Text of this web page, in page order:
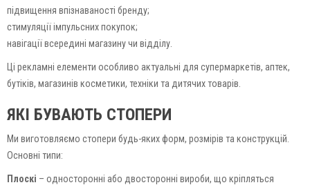
підвищення впізнаваності бренду;
стимуляції імпульсних покупок;
навігації всередині магазину чи відділу.
Ці рекламні елементи особливо актуальні для супермаркетів, аптек,
бутіків, магазинів косметики, техніки та дитячих товарів.
ЯКІ БУВАЮТЬ СТОПЕРИ
Ми виготовляємо стопери будь-яких форм, розмірів та конструкцій.
Основні типи:
Плоскі – односторонні або двосторонні вироби, що кріпляться